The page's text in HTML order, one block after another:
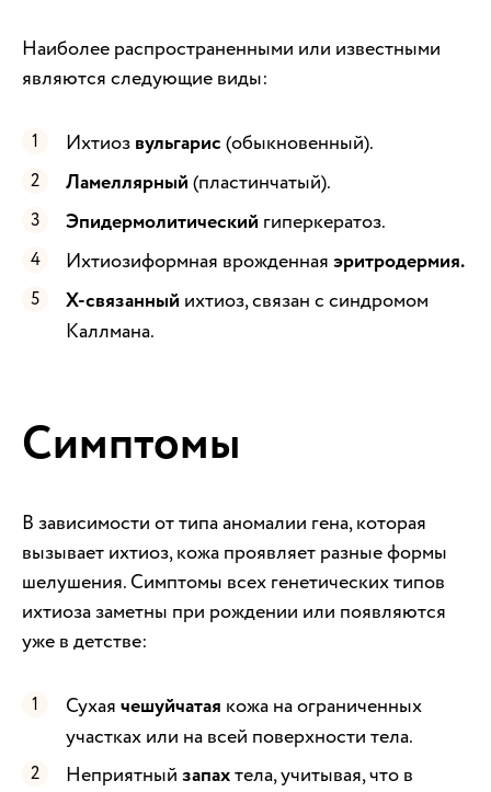
Наиболее распространенными или известными
являются следующие виды:
Ихтиоз вульгарис (обыкновенный).
Ламеллярный (пластинчатый).
Эпидермолитический гиперкератоз.
Ихтиозиформная врожденная эритродермия.
X-связанный ихтиоз, связан с синдромом
Каллмана.
Симптомы
В зависимости от типа аномалии гена, которая
вызывает ихтиоз, кожа проявляет разные формы
шелушения. Симптомы всех генетических типов
ихтиоза заметны при рождении или появляются
уже в детстве:
Сухая чешуйчатая кожа на ограниченных
участках или на всей поверхности тела.
Неприятный запахтела, учитывая, что в